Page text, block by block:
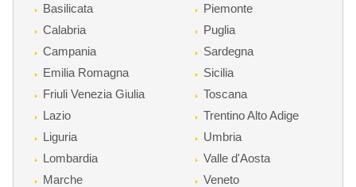
Basilicata
Calabria
Campania
Emilia Romagna
Friuli Venezia Giulia
Lazio
Liguria
Lombardia
Marche
Piemonte
Puglia
Sardegna
Sicilia
Toscana
Trentino Alto Adige
Umbria
Valle d'Aosta
Veneto